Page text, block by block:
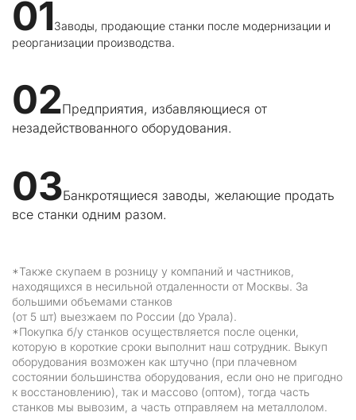
01Заводы, продающие станки после модернизации и
реорганизации производства.
02Предприятия, избавляющиеся от
незадействованного оборудования.
03Банкротящиеся заводы, желающие продать
все станки одним разом.
*Также скупаем в розницу у компаний и частников,
находящихся в несильной отдаленности от Москвы. За
большими объемами станков
(от 5 шт) выезжаем по России (до Урала).
*Покупка б/у станков осуществляется после оценки,
которую в короткие сроки выполнит наш сотрудник. Выкуп
оборудования возможен как штучно (при плачевном
состоянии большинства оборудования, если оно не пригодно
к восстановлению), так и массово (оптом), тогда часть
станков мы вывозим, а часть отправляем на металлолом.